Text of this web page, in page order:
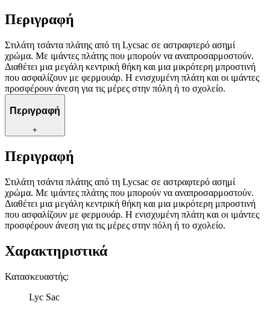
Περιγραφή
Στιλάτη τσάντα πλάτης από τη Lycsac σε αστραφτερό ασημί
χρώμα. Με ιμάντες πλάτης που μπορούν να αναπροσαρμοστούν.
Διαθέτει μια μεγάλη κεντρική θήκη και μια μικρότερη μπροστινή
που ασφαλίζουν με φερμουάρ. Η ενισχυμένη πλάτη και οι ιμάντες
προσφέρουν άνεση για τις μέρες στην πόλη ή το σχολείο.
Περιγραφή
+
Περιγραφή
Στιλάτη τσάντα πλάτης από τη Lycsac σε αστραφτερό ασημί
χρώμα. Με ιμάντες πλάτης που μπορούν να αναπροσαρμοστούν.
Διαθέτει μια μεγάλη κεντρική θήκη και μια μικρότερη μπροστινή
που ασφαλίζουν με φερμουάρ. Η ενισχυμένη πλάτη και οι ιμάντες
προσφέρουν άνεση για τις μέρες στην πόλη ή το σχολείο.
Χαρακτηριστικά
Κατασκευαστής:
Lyc Sac